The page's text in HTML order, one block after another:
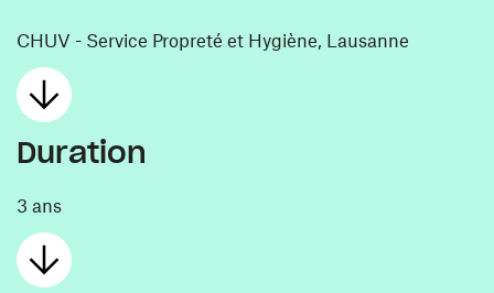
CHUV - Service Propreté et Hygiène, Lausanne
Duration
3 ans